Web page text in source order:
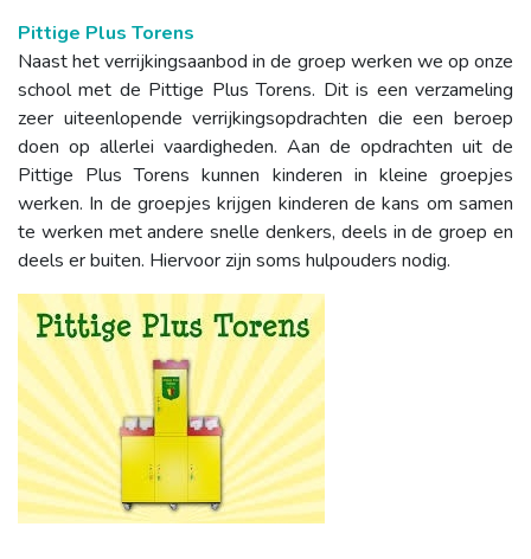
Pittige Plus Torens
Naast het verrijkingsaanbod in de groep werken we op onze
school met de Pittige Plus Torens. Dit is een verzameling
zeer uiteenlopende verrijkingsopdrachten die een beroep
doen op allerlei vaardigheden. Aan de opdrachten uit de
Pittige Plus Torens kunnen kinderen in kleine groepjes
werken. In de groepjes krijgen kinderen de kans om samen
te werken met andere snelle denkers, deels in de groep en
deels er buiten. Hiervoor zijn soms hulpouders nodig.